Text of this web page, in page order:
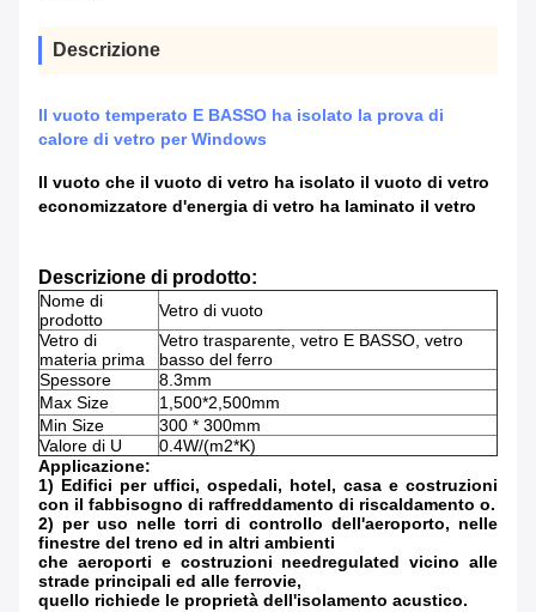
Descrizione
Il vuoto temperato E BASSO ha isolato la prova di
calore di vetro per Windows
Il vuoto che il vuoto di vetro ha isolato il vuoto di vetro
economizzatore d'energia di vetro ha laminato il vetro
Descrizione di prodotto:
Nome di
prodotto
Vetro di vuoto
Vetro di
materia prima
Vetro trasparente, vetro E BASSO, vetro
basso del ferro
Spessore
8.3mm
Max Size
1,500*2,500mm
Min Size
300 * 300mm
Valore di U
0.4W/(m2*K)
Applicazione:
1) Edifici per uffici, ospedali, hotel, casa e costruzioni
con il fabbisogno di raffreddamento di riscaldamento o.
2) per uso nelle torri di controllo dell'aeroporto, nelle
finestre del treno ed in altri ambienti
che aeroporti e costruzioni needregulated vicino alle
strade principali ed alle ferrovie,
quello richiede le proprietà dell'isolamento acustico.